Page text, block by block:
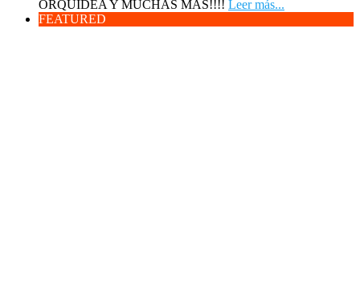
ORQUIDEA Y MUCHAS MAS!!!! Leer más...
FEATURED